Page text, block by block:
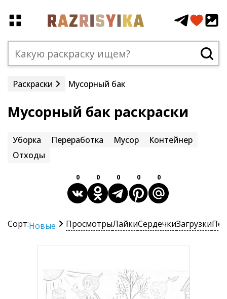
Раскраски Мусорный бак
Мусорный бак раскраски
Уборка Переработка Мусор
Контейнер
Отходы
0 0 0 0 0
Сорт:Новые ПросмотрыЛайкиСердечкиЗагрузки